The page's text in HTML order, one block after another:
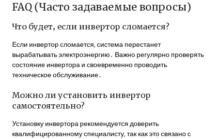
FAQ (Часто задаваемые вопросы)
Что будет‚ если инвертор сломается?
Если инвертор сломается‚ система перестанет
вырабатывать электроэнергию․ Важно регулярно проверять
состояние инвертора и своевременно проводить
техническое обслуживание․
Можно ли установить инвертор
самостоятельно?
Установку инвертора рекомендуется доверить
квалифицированному специалисту‚ так как это связано с